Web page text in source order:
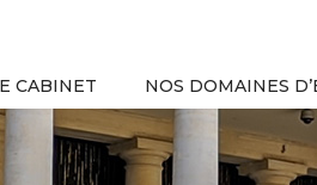
CABINET NOS DOMAINES